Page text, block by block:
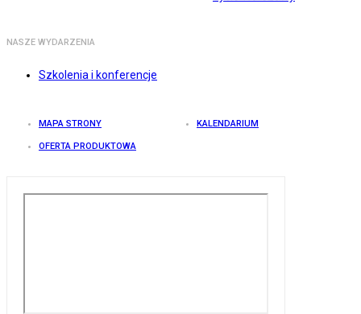
NASZE WYDARZENIA
Szkolenia i konferencje
MAPA STRONY KALENDARIUM
OFERTA PRODUKTOWA